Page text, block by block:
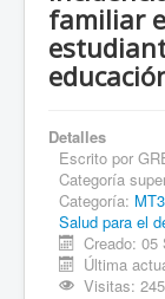
familiar
Detalles
Escrito por
Categoría
Categoría:
Salud para el
Creado: 05
Última
Visitas: